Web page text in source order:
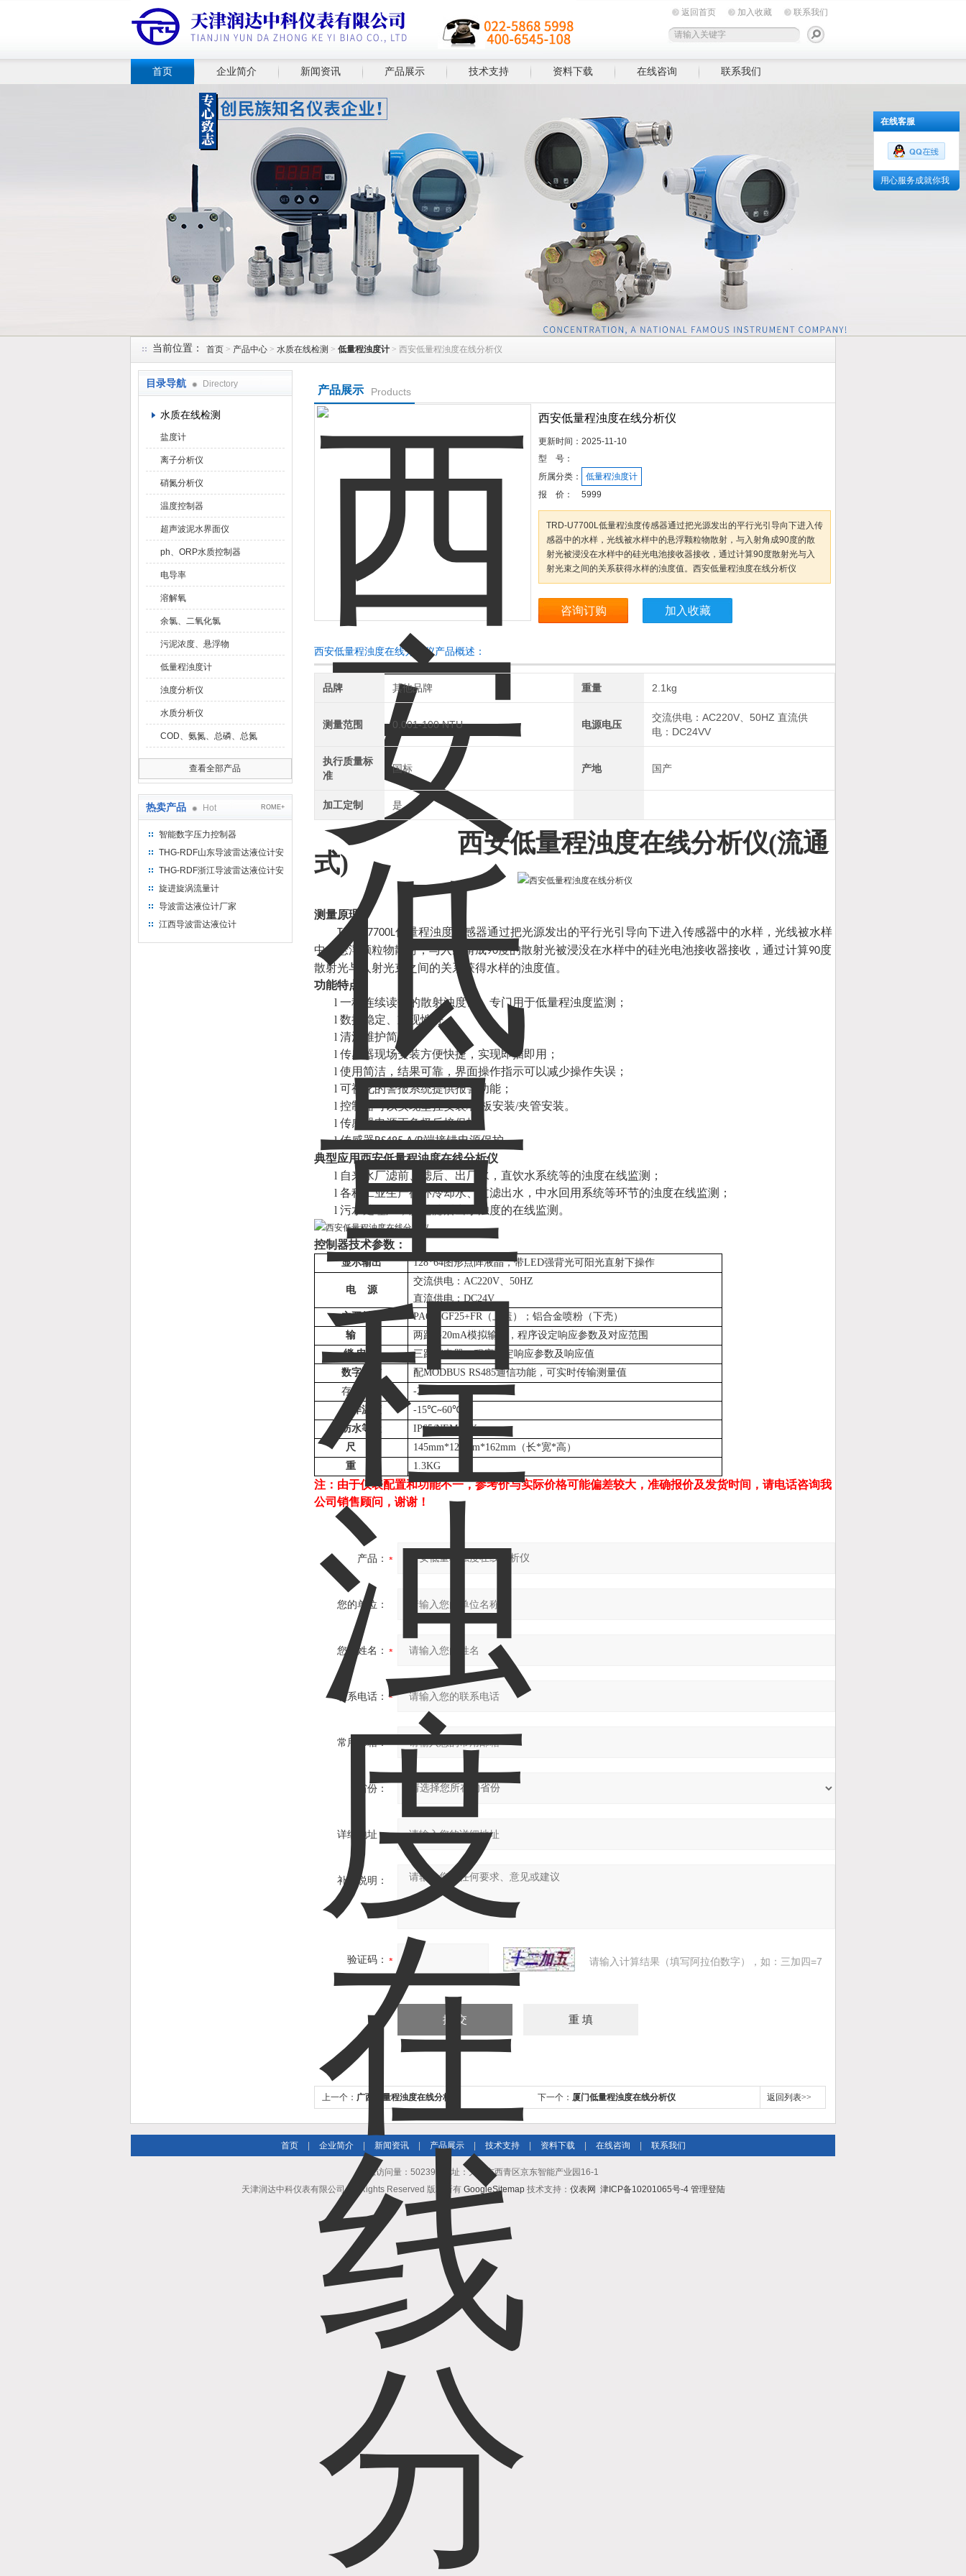
返回首页 加入收藏 联系我们
首页 企业简介 新闻资讯 产品展示 技术支持 资料下载 在线咨询 联系我们
当前位置： 首页 > 产品中心 > 水质在线检测 > 低量程浊度计 > 西安低量程浊度在线分析仪
目录导航 Directory
水质在线检测
盐度计
离子分析仪
硝氮分析仪
温度控制器
超声波泥水界面仪
ph、ORP水质控制器
电导率
溶解氧
余氯、二氧化氯
污泥浓度、悬浮物
低量程浊度计
浊度分析仪
水质分析仪
COD、氨氮、总磷、总氮
查看全部产品
热卖产品 Hot ROME+
智能数字压力控制器
THG-RDF山东导波雷达液位计安
装方法
THG-RDF浙江导波雷达液位计安
装方法
旋进旋涡流量计
导波雷达液位计厂家
江西导波雷达液位计
产品展示 Products
西安低量程浊度在线分析仪
更新时间： 2025-11-10
型 号：
所属分类：
低量程浊度计
报 价：
5999
TRD-U7700L低量程浊度传感器通过把光源发出的平行光引导向下进入传
感器中的水样，光线被水样中的悬浮颗粒物散射，与入射角成90度的散
射光被浸没在水样中的硅光电池接收器接收，通过计算90度散射光与入
射光束之间的关系获得水样的浊度值。西安低量程浊度在线分析仪
咨询订购 加入收藏
西安低量程浊度在线分析仪产品概述：
品牌 其他品牌 重量 2.1kg
测量范围 0.001-100 NTU 电源电压
交流供电：AC220V、50HZ 直流供
电：DC24VV
执行质量标
准
国标 产地 国产
加工定制 是
西安低量程浊度在线分析仪(流通
式)
测量原理
TRD-U7700L低量程浊度传感器通过把光源发出的平行光引导向下进入传感器中的水样，光线被水样
中的悬浮颗粒物散射，与入射角成90度的散射光被浸没在水样中的硅光电池接收器接收，通过计算90度
散射光与入射光束之间的关系获得水样的浊度值。
功能特点
l 一种连续读数的散射浊度计，专门用于低量程浊度监测；
l 数据稳定、重现性好；
l 清洗维护简单；
l 传感器现场安装方便快捷，实现即插即用 ；
l 使用简洁，结果可靠，界面操作指示可以减少操作失误 ；
l 可视化的警报系统提供报警功能 ；
l 控制器可以实现壁挂安装/面板安装/夹管安装。
l 传感器电源正负极反接保护
l传感器RS485 A/B端接错电源保护
典型应用西安低量程浊度在线分析仪
l 自来水厂滤前、滤后、出厂水，直饮水系统等的浊度在线监测；
l 各种工业生产循环冷却水、过滤出水，中水回用系统等环节的浊度在线监测；
l 污水处理厂，膜过滤后出水浊度的在线监测。
控制器技术参数：
显示输出 128*64图形点阵液晶，带LED强背光可阳光直射下操作
电 源
交流供电： AC220V、 50HZ
直流供电：DC24V
主要材料
PA66+GF25+FR（上盖）；铝合金喷粉（下壳）
输
两路 4-20mA模拟输出，程序设定响应参数及对应范围
继 电
三路继电器，程序设定响应参数及响应值
数字通信
配MODBUS RS485通信功能，可实时传输测量值
存储温度
-20
操作温度
-15℃~60℃
防水等级
IP65/NEMA4X
尺
145mm*125mm*162mm （长*宽*高）
重
1.3KG
注：由于仪表配置和功能不一，参考价与实际价格可能偏差较大，准确报价及发货时间，请电话咨询我
公司销售顾问，谢谢！
产品：
您的单位：
您的姓名：
联系电话：
常用邮箱：
省份：
详细地址：
补充说明：
验证码： 请输入计算结果（填写阿拉伯数字），如：三加四=7
上一个： 广西低量程浊度在线分析仪 下一个： 厦门低量程浊度在线分析仪 返回列表>>
首页 企业简介 新闻资讯 产品展示 技术支持 资料下载 在线咨询 联系我们
总访问量：502395 地址：天津市西青区京东智能产业园16-1
天津润达中科仪表有限公司 All Rights Reserved 版权所有 GoogleSitemap技术支持： 仪表网 津ICP备10201065号-4 管理登陆
在线客服
用心服务成就你我